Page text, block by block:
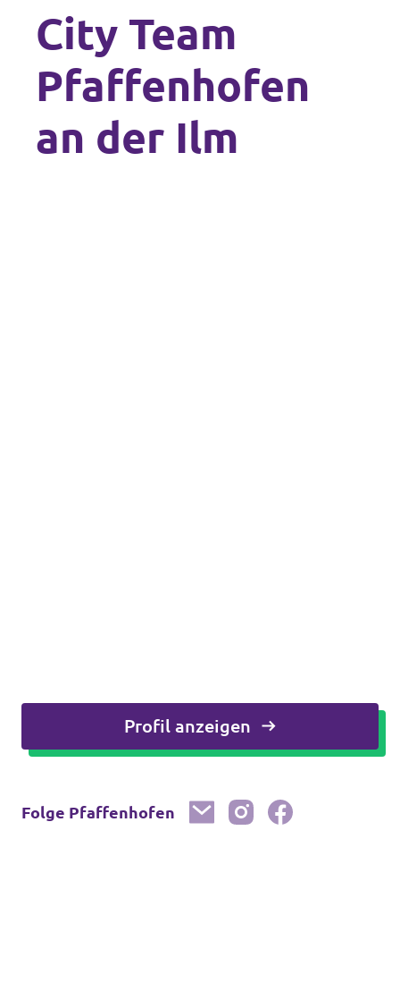
City Team
Pfaffen­hofen
an der Ilm
Profil anzeigen
Folge Pfaffenhofen